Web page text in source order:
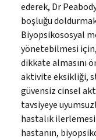
ederek, Dr
boşluğu
Biyopsikososyal
yönetebilmesi için,
dikkate almasını
aktivite eksikliği,
güvensiz cinsel
tavsiyeye
hastalık
hastanın,